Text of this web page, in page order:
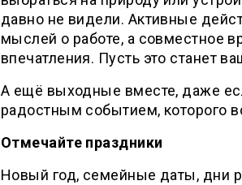
давно не видели. Активные
мыслей о работе, а совместное
впечатления. Пусть это станет
А ещё выходные вместе, даже
радостным событием, которого
Отмечайте праздники
Новый год, семейные даты, дни